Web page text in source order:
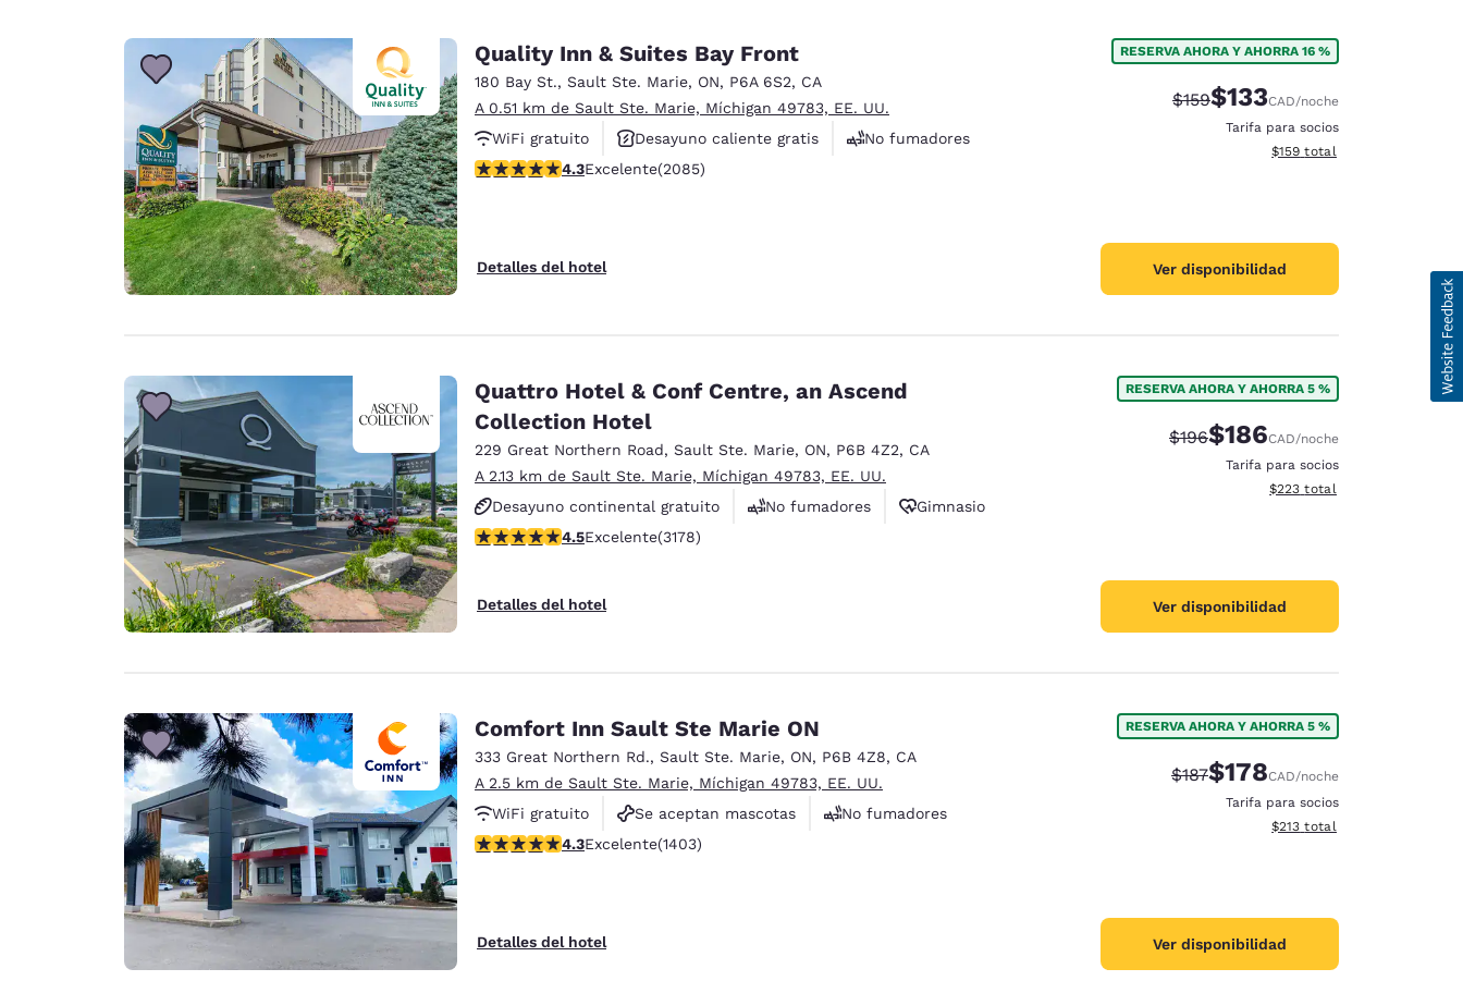
Quality Inn & Suites Bay Front
180 Bay St., Sault Ste. Marie, ON, P6A 6S2, CA
A 0.51 km de Sault Ste. Marie, Míchigan 49783, EE. UU.
WiFi gratuito
Desayuno caliente gratis
No fumadores
calificación de 4.32 estrellas. Excelente. 2085 reseñas
4.3Excelente(2085)
Detalles del hotel
RESERVA AHORA Y AHORRA 16 %
Precio tachado:
$159Precio con descuento:
$133CAD/noche
Tarifa para socios
Ver detalles del total
$159 total
Ver disponibilidad
Quattro Hotel & Conf Centre, an Ascend
Collection Hotel
229 Great Northern Road, Sault Ste. Marie, ON, P6B 4Z2, CA
A 2.13 km de Sault Ste. Marie, Míchigan 49783, EE. UU.
Desayuno continental gratuito
No fumadores
Gimnasio
calificación de 4.49 estrellas. Excelente. 3178 reseñas
4.5Excelente(3178)
Detalles del hotel
RESERVA AHORA Y AHORRA 5 %
Precio tachado:
$196Precio con descuento:
$186CAD/noche
Tarifa para socios
Ver detalles del total
$223 total
Ver disponibilidad
Comfort Inn Sault Ste Marie ON
333 Great Northern Rd., Sault Ste. Marie, ON, P6B 4Z8, CA
A 2.5 km de Sault Ste. Marie, Míchigan 49783, EE. UU.
WiFi gratuito
Se aceptan mascotas
No fumadores
calificación de 4.3 estrellas. Excelente. 1403 reseñas
4.3Excelente(1403)
Detalles del hotel
RESERVA AHORA Y AHORRA 5 %
Precio tachado:
$187Precio con descuento:
$178CAD/noche
Tarifa para socios
Ver detalles del total
$213 total
Ver disponibilidad